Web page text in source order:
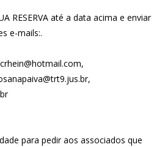
RESERVA até a data acima e enviar
e-mails:.
,
,
para pedir aos associados que